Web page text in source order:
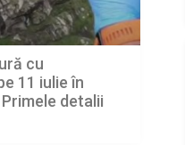
cu
11 iulie în
detalii
procurori